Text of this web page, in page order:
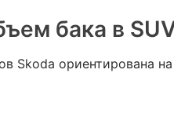
бака в
Skoda ориентирована